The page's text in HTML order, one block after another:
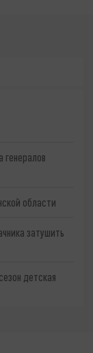
области
затушить
детская